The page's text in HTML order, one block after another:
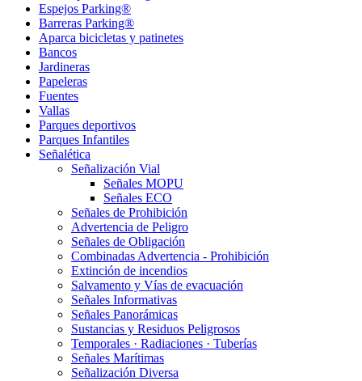
Espejos Parking®
Barreras Parking®
Aparca bicicletas y patinetes
Bancos
Jardineras
Papeleras
Fuentes
Vallas
Parques deportivos
Parques Infantiles
Señalética
Señalización Vial
Señales MOPU
Señales ECO
Señales de Prohibición
Advertencia de Peligro
Señales de Obligación
Combinadas Advertencia - Prohibición
Extinción de incendios
Salvamento y Vías de evacuación
Señales Informativas
Señales Panorámicas
Sustancias y Residuos Peligrosos
Temporales · Radiaciones · Tuberías
Señales Marítimas
Señalización Diversa